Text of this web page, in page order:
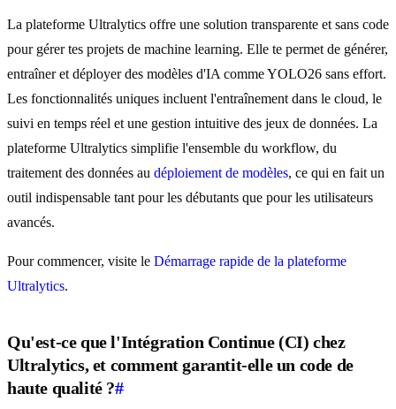
La plateforme Ultralytics offre une solution transparente et sans code
pour gérer tes projets de machine learning. Elle te permet de générer,
entraîner et déployer des modèles d'IA comme YOLO26 sans effort.
Les fonctionnalités uniques incluent l'entraînement dans le cloud, le
suivi en temps réel et une gestion intuitive des jeux de données. La
plateforme Ultralytics simplifie l'ensemble du workflow, du
traitement des données au déploiement de modèles, ce qui en fait un
outil indispensable tant pour les débutants que pour les utilisateurs
avancés.
Pour commencer, visite le Démarrage rapide de la plateforme
Ultralytics.
Qu'est-ce que l'Intégration Continue (CI) chez
Ultralytics, et comment garantit-elle un code de
haute qualité ?#